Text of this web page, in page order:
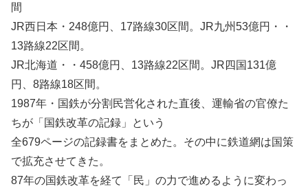
間
JR西日本・248億円、17路線30区間。JR九州53億円・・
13路線22区間。
JR北海道・・458億円、13路線22区間。JR四国131億
円、8路線18区間。
1987年・国鉄が分割民営化された直後、運輸省の官僚た
ちが「国鉄改革の記録」という
全679ページの記録書をまとめた。その中に鉄道網は国策
で拡充させてきた。
87年の国鉄改革を経て「民」の力で進めるように変わっ